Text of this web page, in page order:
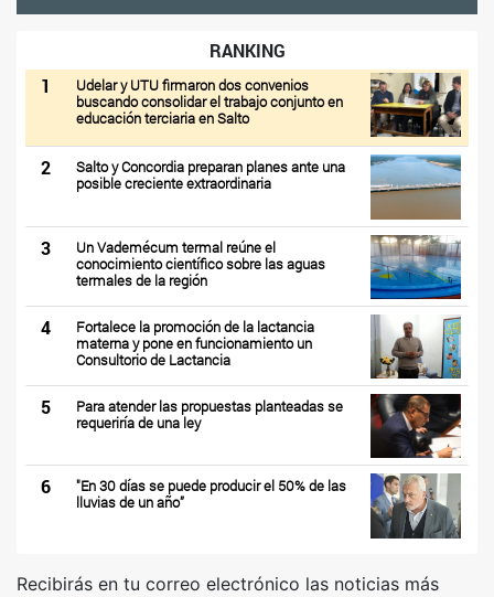
RANKING
1
Udelar y UTU firmaron dos convenios
buscando consolidar el trabajo conjunto en
educación terciaria en Salto
2
Salto y Concordia preparan planes ante una
posible creciente extraordinaria
3
Un Vademécum termal reúne el
conocimiento científico sobre las aguas
termales de la región
4
Fortalece la promoción de la lactancia
materna y pone en funcionamiento un
Consultorio de Lactancia
5
Para atender las propuestas planteadas se
requeriría de una ley
6
"En 30 días se puede producir el 50% de las
lluvias de un año”
Recibirás en tu correo electrónico las noticias más